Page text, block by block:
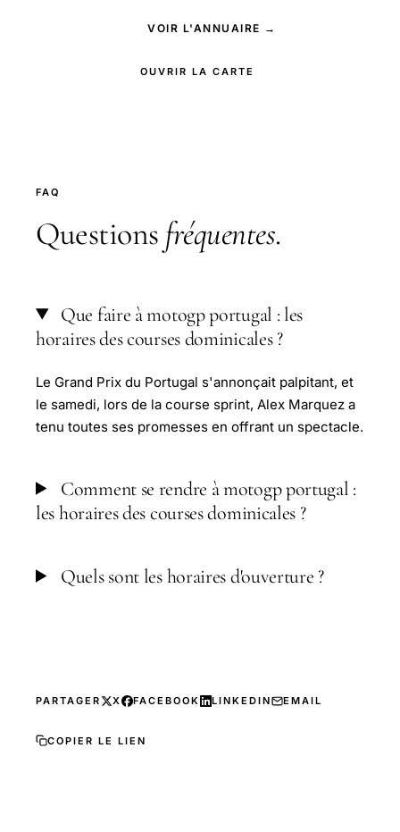
VOIR L'ANNUAIRE →
OUVRIR LA CARTE
FAQ
Questions fréquentes.
Que faire à motogp portugal : les
horaires des courses dominicales ?
Le Grand Prix du Portugal s'annonçait palpitant, et
le samedi, lors de la course sprint, Alex Marquez a
tenu toutes ses promesses en offrant un spectacle.
Comment se rendre à motogp portugal :
les horaires des courses dominicales ?
Quels sont les horaires d'ouverture ?
PARTAGER X FACEBOOK LINKEDIN EMAIL
COPIER LE LIEN